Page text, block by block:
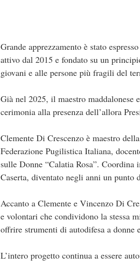
Grande apprezzamento è stato
attivo dal 2015 e fondato su un
giovani e alle persone più fragili del
Già nel 2025, il maestro maddalonese
cerimonia alla presenza dell’allora
Clemente Di Crescenzo è maestro
Federazione Pugilistica Italiana,
sulle Donne “Calatia Rosa”.
Caserta, diventato negli anni un
Accanto a Clemente e Vincenzo Di
e volontari che condividono la stessa
offrire strumenti di autodifesa a donne
L’intero progetto continua a essere